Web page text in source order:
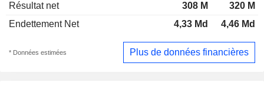
Résultat net
308 M
320 M
Endettement Net
4,33 Md 4,46 Md
* Données estimées Plus de données financières